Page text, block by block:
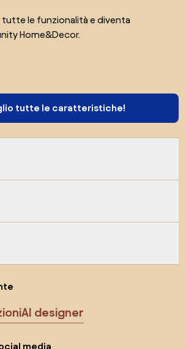
le funzionalità e diventa
Home&Decor.
tutte le caratteristiche!
AI designer
media